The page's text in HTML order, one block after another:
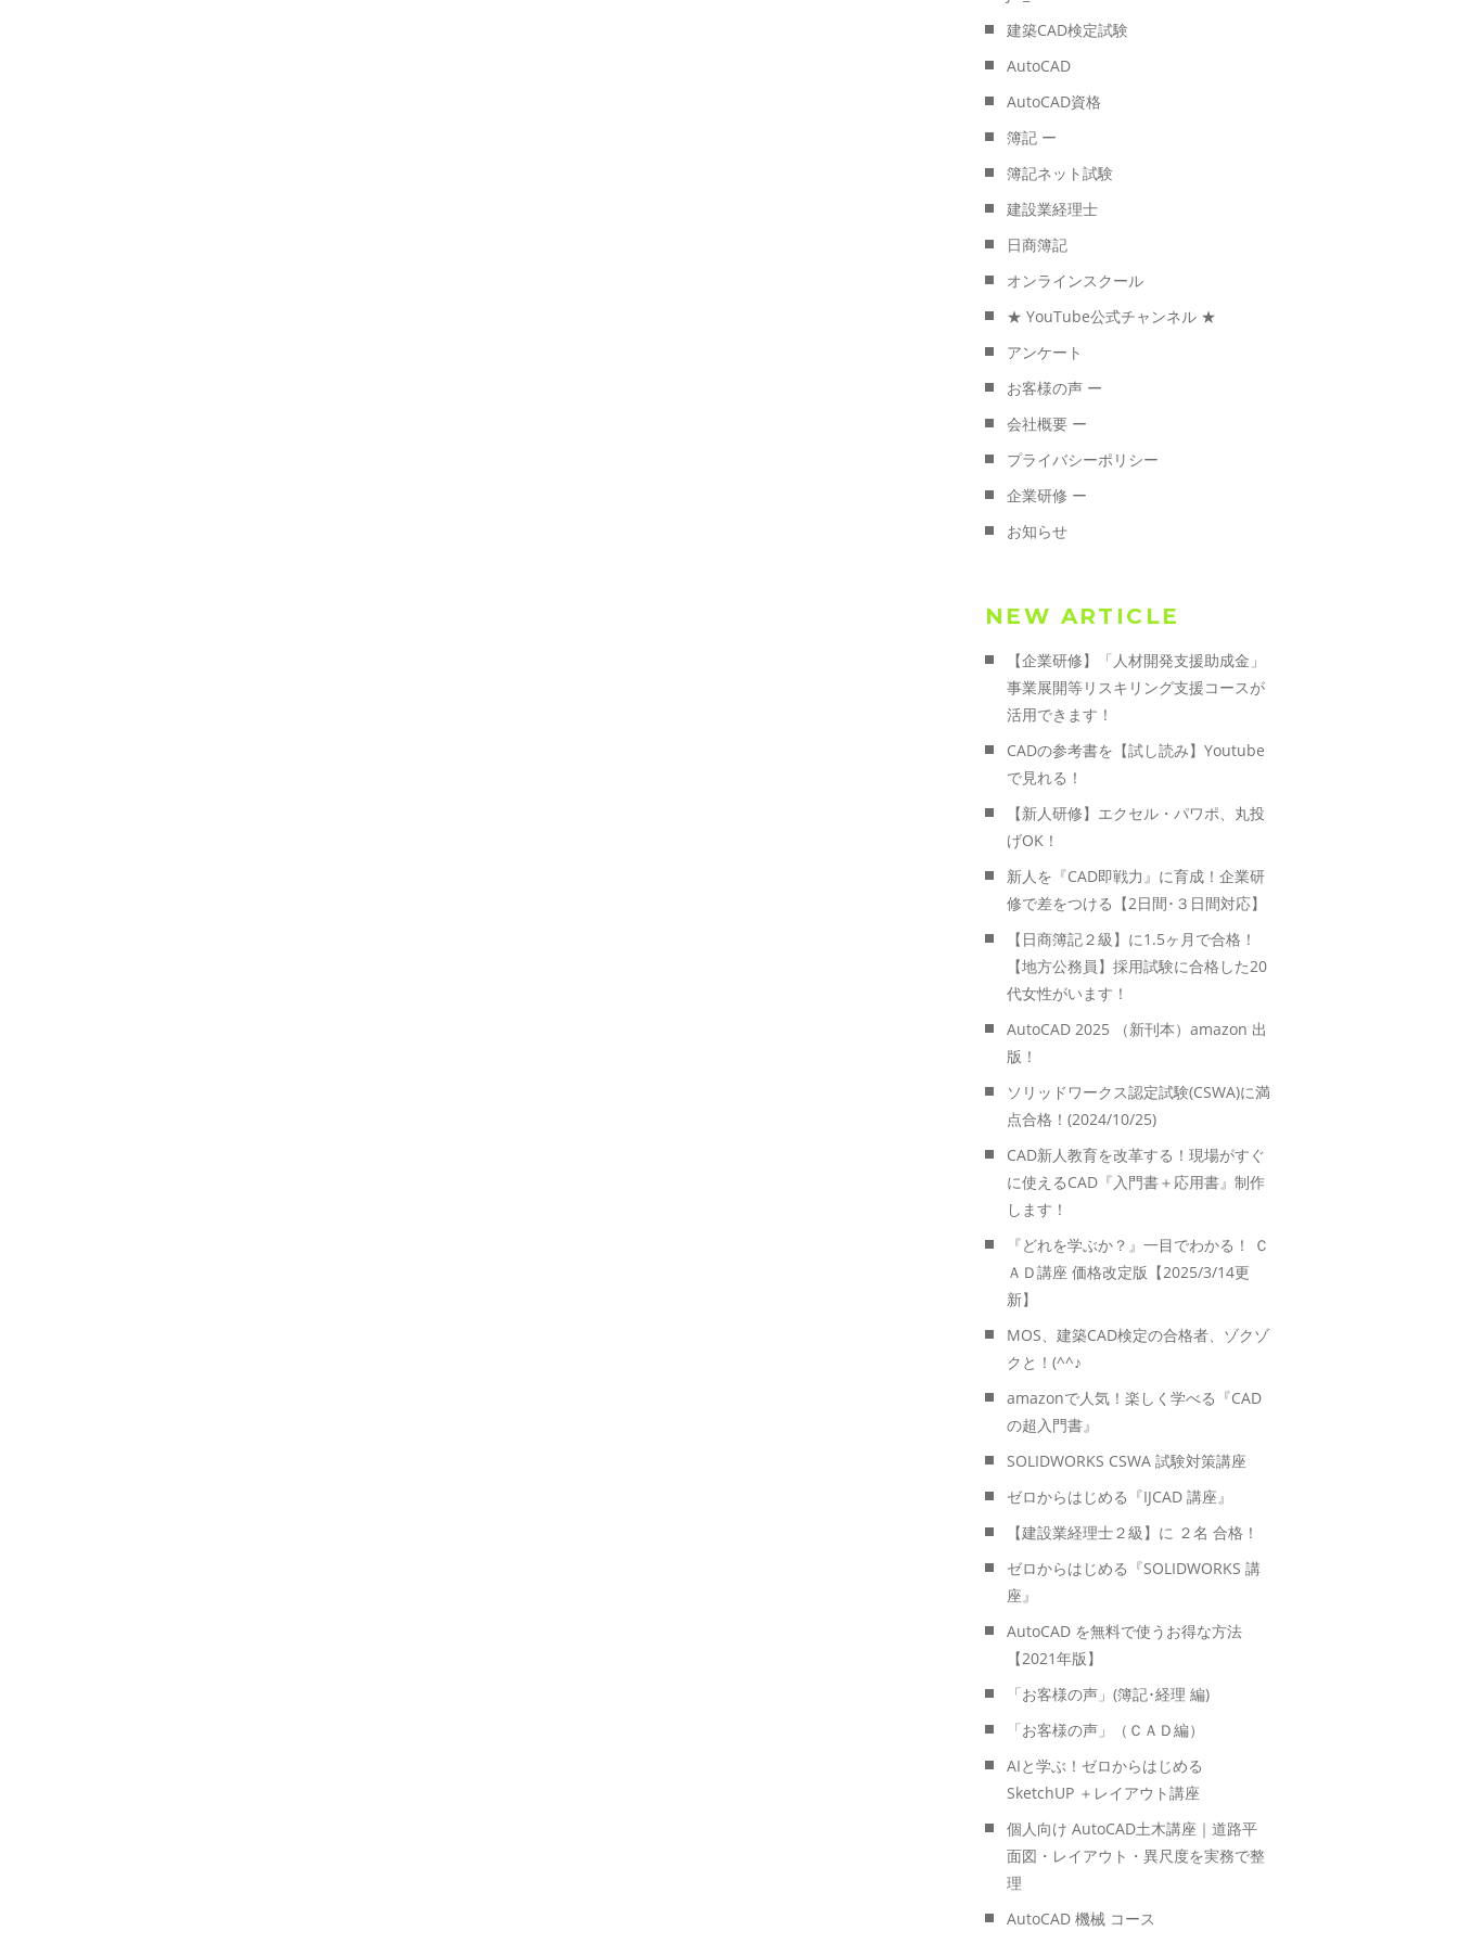
建築CAD検定試験
AutoCAD
AutoCAD資格
簿記 ー
簿記ネット試験
建設業経理士
日商簿記
オンラインスクール
★ YouTube公式チャンネル ★
アンケート
お客様の声 ー
会社概要 ー
プライバシーポリシー
企業研修 ー
お知らせ
NEW ARTICLE
【企業研修】「人材開発支援助成金」
事業展開等リスキリング支援コースが
活用できます！
CADの参考書を【試し読み】Youtube
で見れる！
【新人研修】エクセル・パワポ、丸投
げOK！
新人を『CAD即戦力』に育成！企業研
修で差をつける【2日間･３日間対応】
【日商簿記２級】に1.5ヶ月で合格！
【地方公務員】採用試験に合格した20
代女性がいます！
AutoCAD 2025 （新刊本）amazon 出
版！
ソリッドワークス認定試験(CSWA)に満
点合格！(2024/10/25)
CAD新人教育を改革する！現場がすぐ
に使えるCAD『入門書＋応用書』制作
します！
『どれを学ぶか？』一目でわかる！ Ｃ
ＡＤ講座 価格改定版【2025/3/14更
新】
MOS、建築CAD検定の合格者、ゾクゾ
クと！(^^♪
amazonで人気！楽しく学べる『CAD
の超入門書』
SOLIDWORKS CSWA 試験対策講座
ゼロからはじめる『IJCAD 講座』
【建設業経理士２級】に ２名 合格！
ゼロからはじめる『SOLIDWORKS 講
座』
AutoCAD を無料で使うお得な方法
【2021年版】
「お客様の声」(簿記･経理 編)
「お客様の声」（ＣＡＤ編）
AIと学ぶ！ゼロからはじめる
SketchUP ＋レイアウト講座
個人向け AutoCAD土木講座｜道路平
面図・レイアウト・異尺度を実務で整
理
AutoCAD 機械 コース